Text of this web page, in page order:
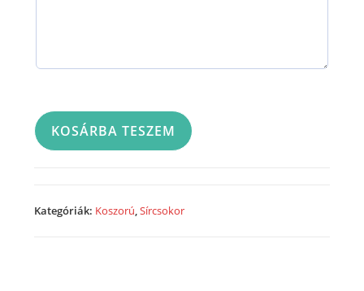
Részvét
kártya
KOSÁRBA TESZEM
Kategóriák: Koszorú,Sírcsokor